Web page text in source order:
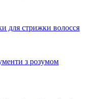
для стрижки волосся
з розумом